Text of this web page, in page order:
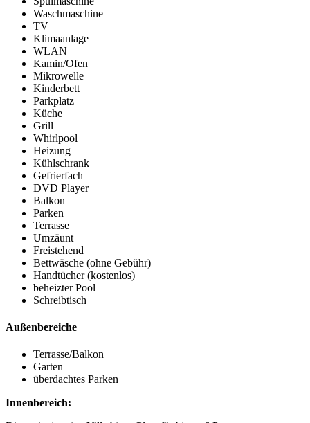
Waschmaschine
TV
Klimaanlage
WLAN
Kamin/Ofen
Mikrowelle
Kinderbett
Parkplatz
Küche
Grill
Whirlpool
Heizung
Kühlschrank
Gefrierfach
DVD Player
Balkon
Parken
Terrasse
Umzäunt
Freistehend
Bettwäsche (ohne Gebühr)
Handtücher (kostenlos)
beheizter Pool
Schreibtisch
Außenbereiche
Terrasse/Balkon
Garten
überdachtes Parken
Innenbereich: